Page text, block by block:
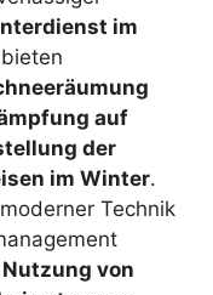
im
auf
der
im Winter.
Technik
von